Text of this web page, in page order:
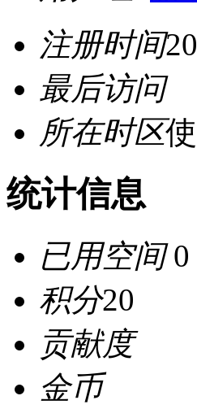
注册时间
最后访问
所在时区
统计信息
已用空间0
积分20
贡献度
金币